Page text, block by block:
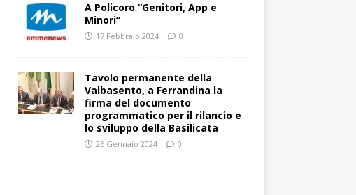
A Policoro “Genitori, App e
Minori”
17 Febbraio 2024 0
Tavolo permanente della
Valbasento, a Ferrandina la
firma del documento
programmatico per il rilancio e
lo sviluppo della Basilicata
26 Gennaio 2024 0